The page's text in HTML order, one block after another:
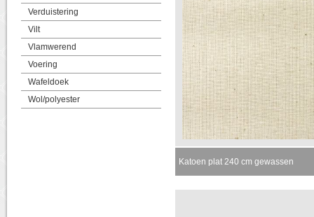
Verduistering
Vilt
Vlamwerend
Voering
Wafeldoek
Wol/polyester
Katoen plat 240 cm gewassen